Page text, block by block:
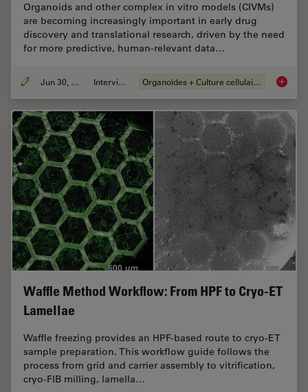
Organoids and other complex in vitro models (CIVMs)
are becoming increasingly important in early drug
discovery and translational research, driven by the need
for more predictive, human-relevant data…
Jun 30, 2026 Interviews Organoïdes + Culture cellulaire en 3D
Waffle Method Workflow: From HPF to Cryo-ET
Lamellae
Waffle freezing provides an HPF-based route to cryo-ET
sample preparation. This workflow guide follows the
process from grid and carrier assembly to vitrification,
cryo-FIB milling, lamella…